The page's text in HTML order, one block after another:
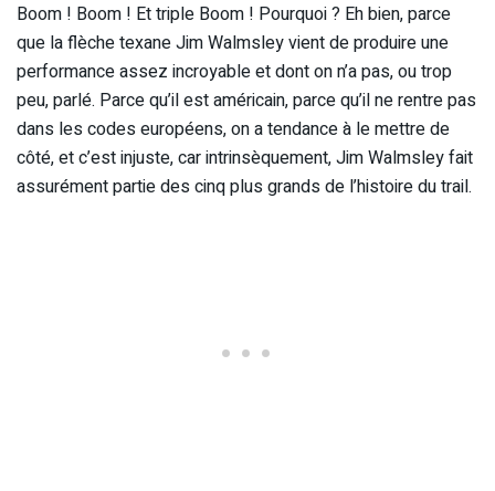
Boom ! Boom ! Et triple Boom ! Pourquoi ? Eh bien, parce
que la flèche texane Jim Walmsley vient de produire une
performance assez incroyable et dont on n’a pas, ou trop
peu, parlé. Parce qu’il est américain, parce qu’il ne rentre pas
dans les codes européens, on a tendance à le mettre de
côté, et c’est injuste, car intrinsèquement, Jim Walmsley fait
assurément partie des cinq plus grands de l’histoire du trail.